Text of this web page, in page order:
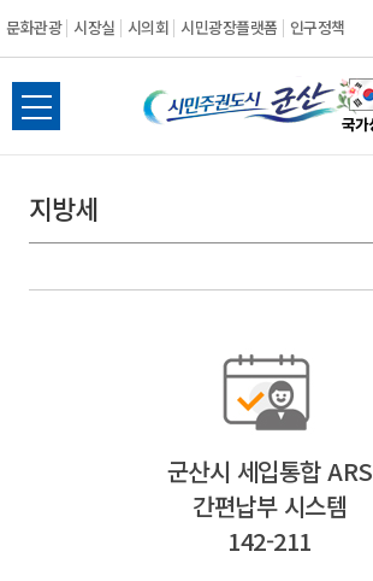
문화관광 시장실 시의회 시민광장플랫폼 인구정책
시
민
시
군
산
전
체
뉴
열
지방세
군산시 세입통합 ARS
간편납부 시스템
142-211